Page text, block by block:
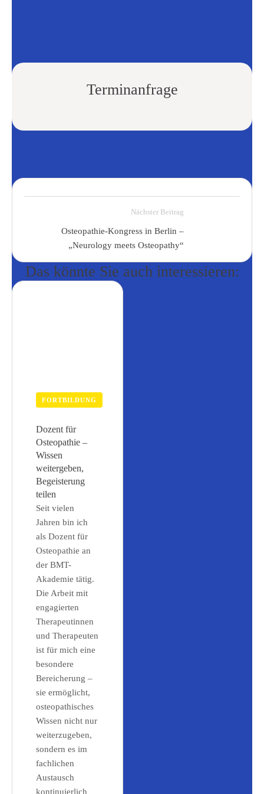
Terminanfrage
Nächster Beitrag
Osteopathie-Kongress in Berlin –
„Neurology meets Osteopathy“
Das könnte Sie auch interessieren:
FORTBILDUNG
Dozent für
Osteopathie –
Wissen
weitergeben,
Begeisterung
teilen
Seit vielen
Jahren bin ich
als Dozent für
Osteopathie an
der BMT-
Akademie tätig.
Die Arbeit mit
engagierten
Therapeutinnen
und Therapeuten
ist für mich eine
besondere
Bereicherung –
sie ermöglicht,
osteopathisches
Wissen nicht nur
weiterzugeben,
sondern es im
fachlichen
Austausch
kontinuierlich